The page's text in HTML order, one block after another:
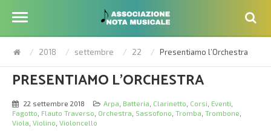
2018 settembre 22 Presentiamo l’Orchestra
PRESENTIAMO L’ORCHESTRA
22 settembre 2018 Arpa Batteria Clarinetto Corsi Eventi
Fagotto
Flauto Traverso Orchestra Sassofono Tromba Trombone
Viola Violino Violoncello